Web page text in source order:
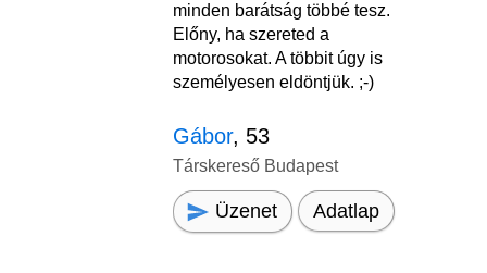
minden barátság többé tesz.
Előny, ha szereted a
motorosokat. A többit úgy is
személyesen eldöntjük. ;-)
Gábor, 53
Társkereső Budapest
Üzenet Adatlap